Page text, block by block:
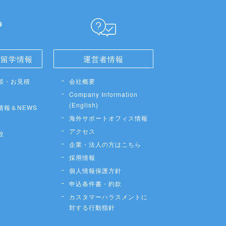
学情報
・お見積
報＆NEWS
運営者情報
会社概要
Company Information
(English)
海外サポートオフィス情報
アクセス
企業・法人の方はこちら
採用情報
個人情報保護方針
申込条件書・約款
カスタマーハラスメントに
対する行動指針